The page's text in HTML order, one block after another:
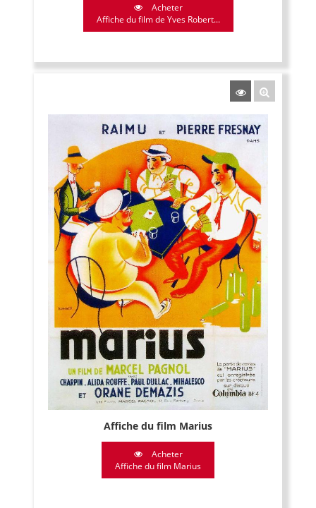
Acheter
Affiche du film de Yves Robert...
Affiche du film Marius
Acheter
Affiche du film Marius